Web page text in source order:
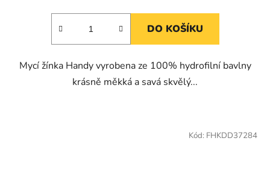
DO KOŠÍKU
Mycí žínka Handy vyrobena ze 100% hydrofilní bavlny
krásně měkká a savá skvělý...
Kód: FHKDD37284